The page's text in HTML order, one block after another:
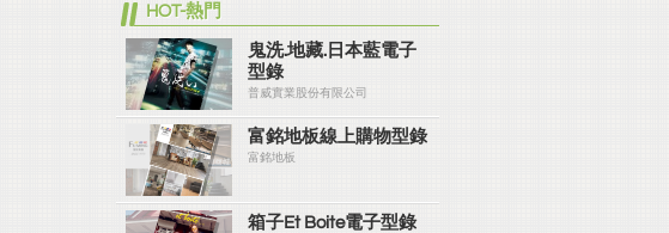
HOT-熱門
鬼洗.地藏.日本藍電子
型錄
普威實業股份有限公司
富銘地板線上購物型錄
富銘地板
箱子Et Boite電子型錄